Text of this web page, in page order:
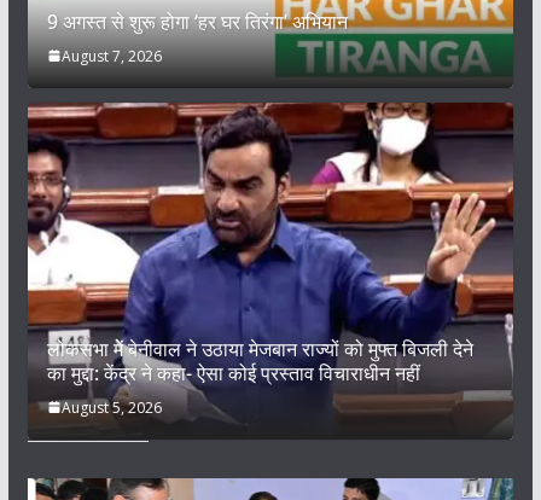
9 अगस्त से शुरू होगा ‘हर घर तिरंगा’ अभियान
August 7, 2026
लोकसभा में बेनीवाल ने उठाया मेजबान राज्यों को मुफ्त बिजली देने
का मुद्दा: केंद्र ने कहा- ऐसा कोई प्रस्ताव विचाराधीन नहीं
August 5, 2026